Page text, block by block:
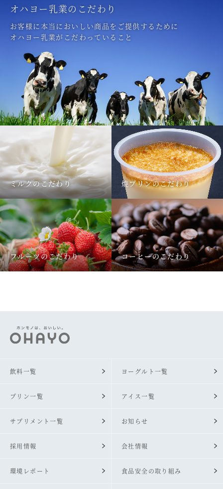
オハヨー乳業のこだわり
お客様に本当においしい商品をご提供するために
オハヨー乳業がこだわっていること
ミルクのこだわり 焼プリンのこだわり
フルーツのこだわり コーヒーのこだわり
飲料一覧 ヨーグルト一覧
プリン一覧 アイス一覧
サプリメント一覧 お知らせ
採用情報 会社情報
環境レポート 食品安全の取り組み